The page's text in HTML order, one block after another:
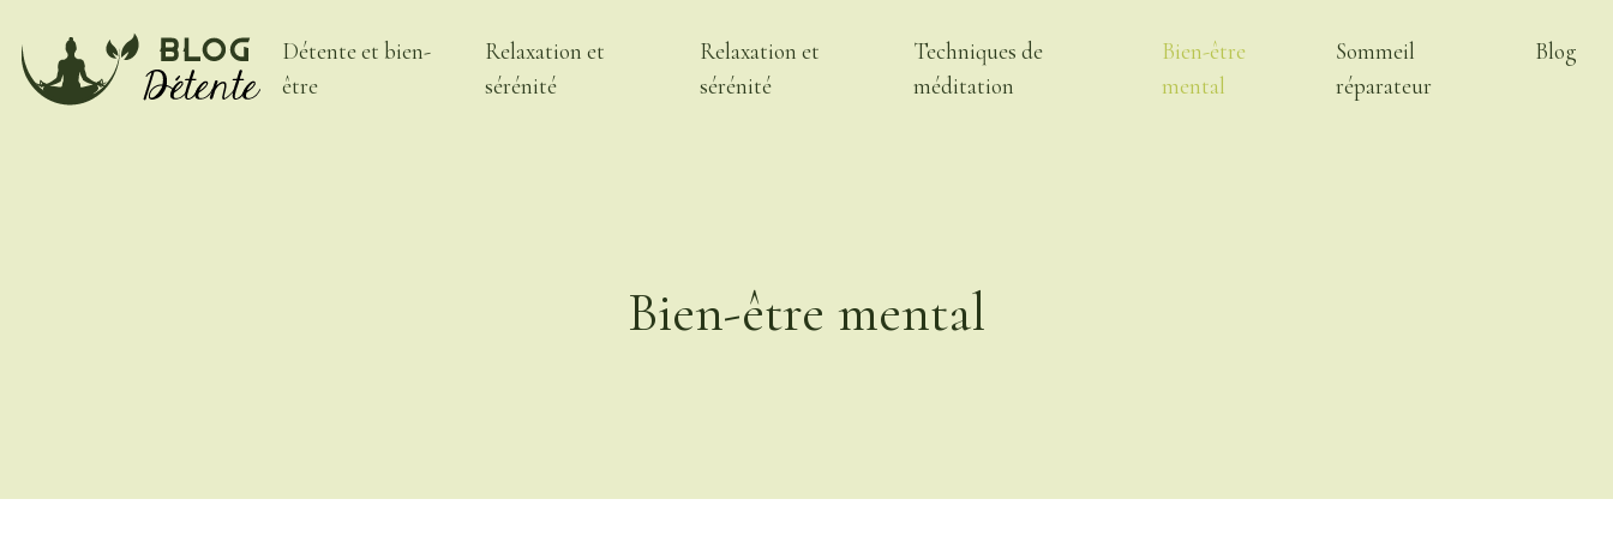
Détente et bien-
être
Relaxation et
sérénité
Relaxation et
sérénité
Techniques de
méditation
Bien-être
mental
Sommeil
réparateur
Blog
Bien-être mental